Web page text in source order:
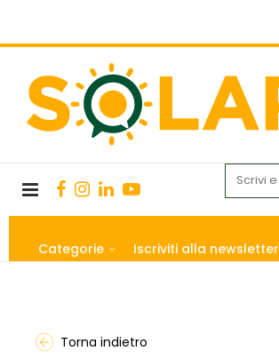
Categorie Iscriviti alla newsletter
Torna indietro